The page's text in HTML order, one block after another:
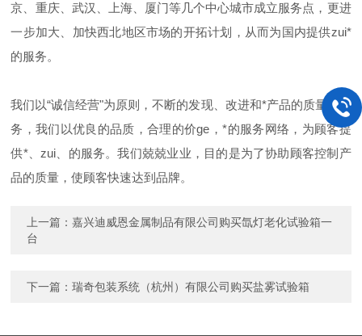
京、重庆、武汉、上海、厦门等几个中心城市成立服务点，更进
一步加大、加快西北地区市场的开拓计划，从而为国内提供zui*
的服务。
我们以“诚信经营"为原则，不断的发现、改进和*产品的质量与服
务，我们以优良的品质，合理的价ge，*的服务网络，为顾客提
供*、zui、的服务。我们兢兢业业，目的是为了协助顾客控制产
品的质量，使顾客快速达到品牌。
上一篇：嘉兴迪威恩金属制品有限公司购买氙灯老化试验箱一
台
下一篇：瑞奇包装系统（杭州）有限公司购买盐雾试验箱